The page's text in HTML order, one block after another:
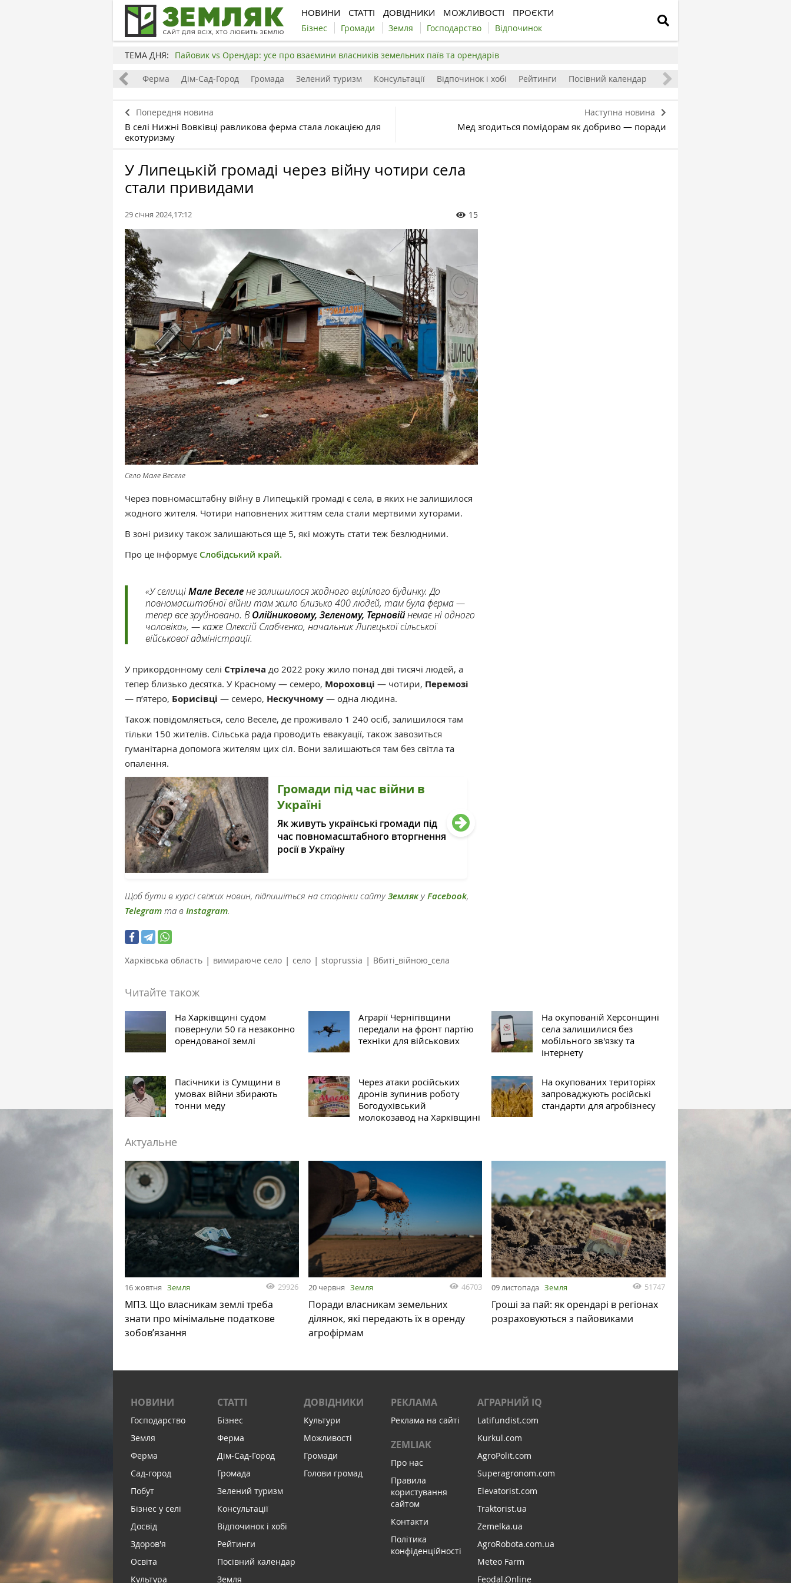
НОВИНИ СТАТТІ ДОВІДНИКИ МОЖЛИВОСТІ ПРОЄКТИ
Бізнес Громади Земля Господарство Відпочинок
ТЕМА ДНЯ: Пайовик vs Орендар: усе про взаємини власників земельних паїв та орендарів
Бізнес Ферма Дім-Сад-Город Громада Зелений туризм Консультації Відпочинок і хобі Рейтинги Посівний календар
Попередня новина
В селі Нижні Вовківці равликова ферма стала локацією для
екотуризму
Наступна новина
Мед згодиться помідорам як добриво — поради
У Липецькій громаді через війну чотири села
стали привидами
29 січня 2024,17:12 15
Село Мале Веселе
Через повномасштабну війну в Липецькій громаді є села, в яких не залишилося
жодного жителя. Чотири наповнених життям села стали мертвими хуторами.
В зоні ризику також залишаються ще 5, які можуть стати теж безлюдними.
Про це інформує Слобідський край.
«У селищіМале Веселене залишилося жодного вцілілого будинку. До
повномасштабної війни там жило близько 400 людей, там була ферма —
тепер все зруйновано. ВОлійниковому, Зеленому, Терновійнемає ні одного
чоловіка», — каже Олексій Слабченко, начальник Липецької сільської
військової адміністрації.
У прикордонному селі Стрілеча до 2022 року жило понад дві тисячі людей, а
тепер близько десятка. У Красному — семеро, Мороховці — чотири, Перемозі
— п’ятеро, Борисівці — семеро, Нескучному — одна людина.
Також повідомляється, село Веселе, де проживало 1 240 осіб, залишилося там
тільки 150 жителів. Сільська рада проводить евакуації, також завозиться
гуманітарна допомога жителям цих сіл. Вони залишаються там без світла та
опалення.
Громади під час війни в
Україні
Як живуть українські громади під
час повномасштабного вторгнення
росії в Україну
Щоб бути в курсі свіжих новин, підпишіться на сторінки сайтуЗемлякуFacebook,
Telegram та в Instagram.
Харківська область | вимираюче село | село | stoprussia | Вбиті_війною_села
Читайте також
На Харківщині судом
повернули 50 га незаконно
орендованої землі
Аграрії Чернігівщини
передали на фронт партію
техніки для військових
На окупованій Херсонщині
села залишилися без
мобільного зв'язку та
інтернету
Пасічники із Сумщини в
умовах війни збирають
тонни меду
Через атаки російських
дронів зупинив роботу
Богодухівський
молокозавод на Харківщині
На окупованих територіях
запроваджують російські
стандарти для агробізнесу
Актуальне
16 жовтня Земля 29926
МПЗ. Що власникам землі треба
знати про мінімальне податкове
зобов’язання
20 червня Земля 46703
Поради власникам земельних
ділянок, які передають їх в оренду
агрофірмам
09 листопада Земля 51747
Гроші за пай: як орендарі в регіонах
розраховуються з пайовиками
НОВИНИ
Господарство
Земля
Ферма
Сад-город
Побут
Бізнес у селі
Досвід
Здоров'я
Освіта
Культура
СТАТТІ
Бізнес
Ферма
Дім-Сад-Город
Громада
Зелений туризм
Консультації
Відпочинок і хобі
Рейтинги
Посівний календар
Земля
ДОВІДНИКИ
Культури
Можливості
Громади
Голови громад
РЕКЛАМА
Реклама на сайті
ZEMLIAK
Про нас
Правила
користування
сайтом
Контакти
Політика
конфіденційності
АГРАРНИЙ IQ
Latifundist.com
Kurkul.com
AgroPolit.com
Superagronom.com
Elevatorist.com
Traktorist.ua
Zemelka.ua
AgroRobota.com.ua
Meteo Farm
Feodal.Online